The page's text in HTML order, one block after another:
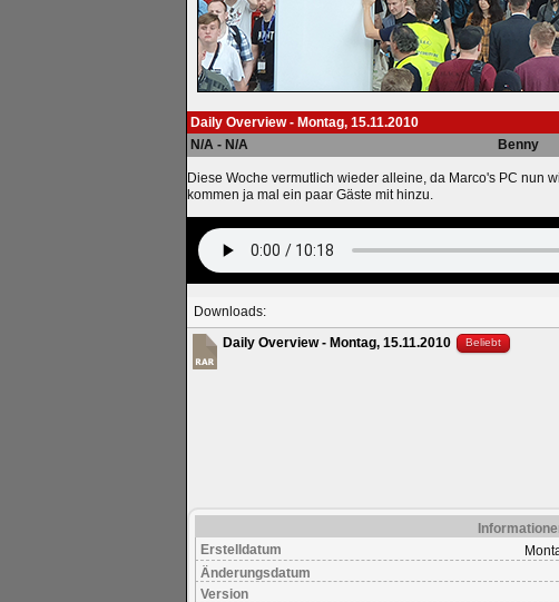
Daily Overview - Montag, 15.11.2010
N/A - N/A
Benny
Diese Woche vermutlich wieder alleine, da Marco's PC nun
kommen ja mal ein paar Gäste mit hinzu.
Downloads:
Daily Overview - Montag, 15.11.2010
Beliebt
Erstelldatum
Änderungsdatum
Version